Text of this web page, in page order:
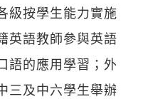
級按學生能力實施
英語教師參與英語
語的應用學習；外
三及中六學生舉辦